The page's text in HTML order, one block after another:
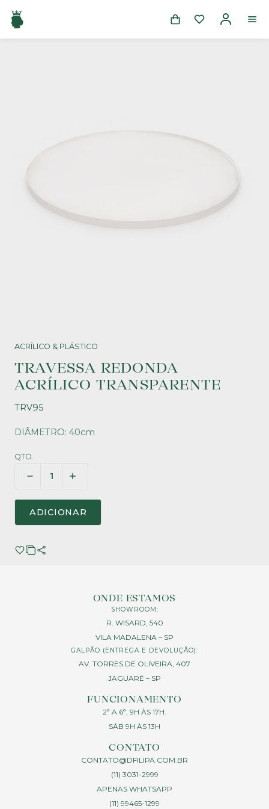
ACRÍLICO & PLÁSTICO
TRAVESSA REDONDA
ACRÍLICO TRANSPARENTE
TRV95
DIÂMETRO: 40cm
QTD.
ADICIONAR
ONDE ESTAMOS
SHOWROOM:
R. WISARD, 540
VILA MADALENA – SP
GALPÃO (ENTREGA E DEVOLUÇÃO):
AV. TORRES DE OLIVEIRA, 407
JAGUARÉ – SP
FUNCIONAMENTO
2ª A 6ª, 9H ÀS 17H.
SÁB 9H ÀS 13H
CONTATO
CONTATO@DFILIPA.COM.BR
(11) 3031-2999
APENAS WHATSAPP
(11) 99465-1299